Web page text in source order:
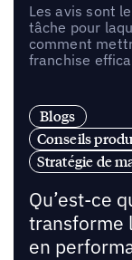
Les avis sont
tâche pour
comment
franchise
Blogs
Conseils
Stratégie de
Qu’est-ce
transforme
en